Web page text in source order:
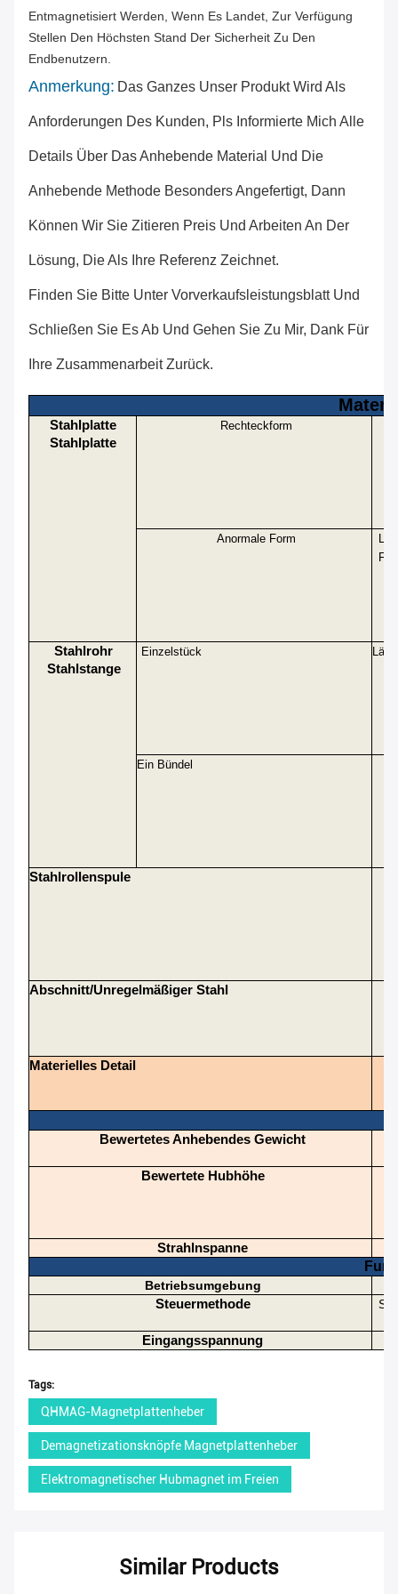
Entmagnetisiert Werden, Wenn Es Landet, Zur Verfügung
Stellen Den Höchsten Stand Der Sicherheit Zu Den
Endbenutzern.
Anmerkung: Das Ganzes Unser Produkt Wird Als
Anforderungen Des Kunden, Pls Informierte Mich Alle
Details Über Das Anhebende Material Und Die
Anhebende Methode Besonders Angefertigt, Dann
Können Wir Sie Zitieren Preis Und Arbeiten An Der
Lösung, Die Als Ihre Referenz Zeichnet.
Finden Sie Bitte Unter Vorverkaufsleistungsblatt Und
Schließen Sie Es Ab Und Gehen Sie Zu Mir, Dank Für
Ihre Zusammenarbeit Zurück.
Stahlplatte
Stahlplatte
Rechteckform
Anormale Form
Stahlrohr
Stahlstange
Einzelstück
Ein Bündel
Stahlrollenspule
Abschnitt/unregelmäßiger Stahl
Materielles Detail
Bewertetes Anhebendes Gewicht
Bewertete Hubhöhe
Strahlnspanne
Betriebsumgebung
Steuermethode
Eingangsspannung
Tags:
QHMAG-Magnetplattenheber
Demagnetizationsknöpfe Magnetplattenheber
Elektromagnetischer Hubmagnet im Freien
Similar Products